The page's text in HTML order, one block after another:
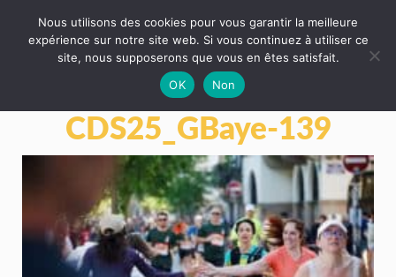
CDS25_GBaye-139
Nous utilisons des cookies pour vous garantir la meilleure
expérience sur notre site web. Si vous continuez à utiliser ce
site, nous supposerons que vous en êtes satisfait.
OK
Non